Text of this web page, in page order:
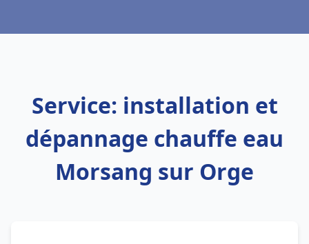
Service: installation et
dépannage chauffe eau
Morsang sur Orge